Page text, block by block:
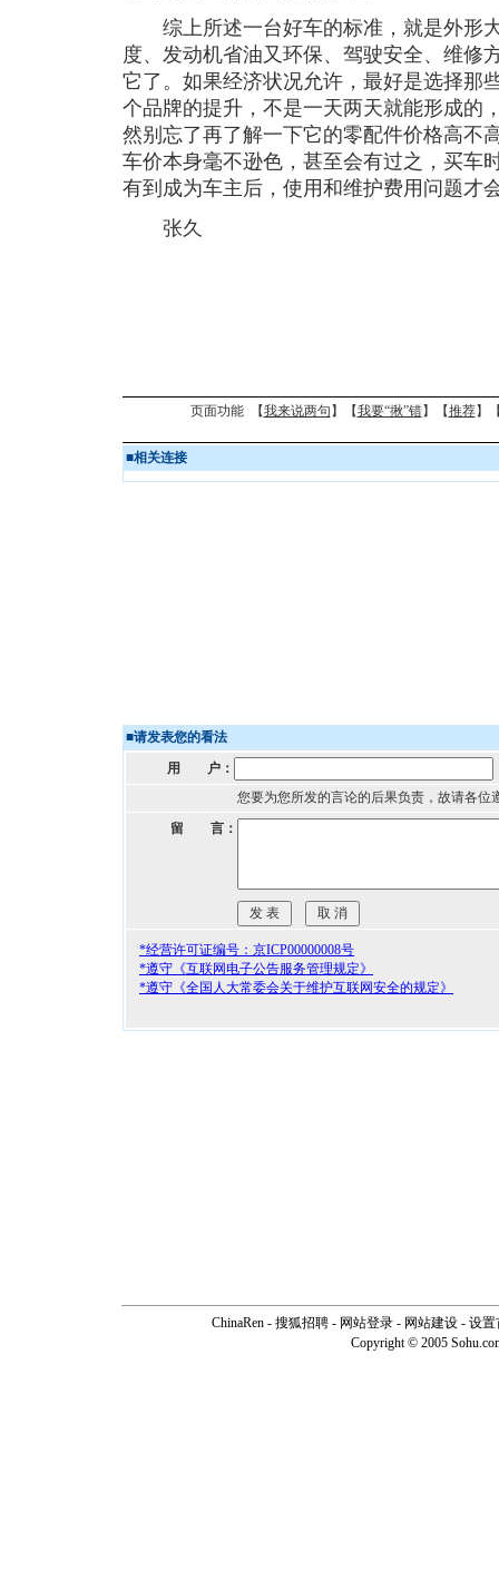
综上所述一台好车的标准，就是外形
度、发动机省油又环保、驾驶安全、维修
它了。如果经济状况允许，最好是选择那
个品牌的提升，不是一天两天就能形成的
然别忘了再了解一下它的零配件价格高不
车价本身毫不逊色，甚至会有过之，买车
有到成为车主后，使用和维护费用问题才
张久
页面功能 【我来说两句 】【我要“揪”错】【推荐】
■相关连接
■请发表您的看法
用 户：
您要为您所发的言论的后果负责，故请各位
留 言：
*经营许可证编号：京ICP00000008号
*遵守《互联网电子公告服务管理规定》
*遵守《全国人大常委会关于维护互联网安全的规定》
ChinaRen - 搜狐招聘 - 网站登录 - 网站建设 - 设置
Copyright © 2005